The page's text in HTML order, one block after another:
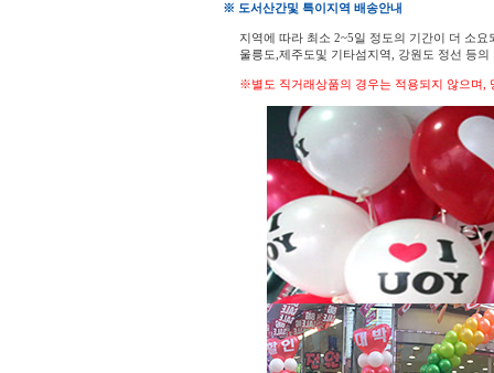
※ 도서산간및 특이지역 배송안내
지역에 따라 최소 2~5일 정도의 기간이 더 소
울릉도,제주도및 기타섬지역, 강원도 정선 등
※별도 직거래상품의 경우는 적용되지 않으며,